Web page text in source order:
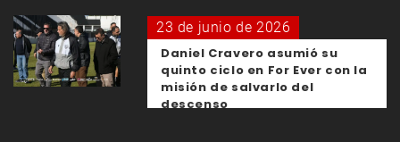
23 de junio de 2026
Daniel Cravero asumió su
quinto ciclo en For Ever con la
misión de salvarlo del
descenso